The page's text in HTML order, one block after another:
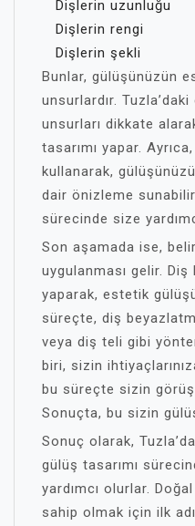
Dişlerin uzunluğu
Dişlerin rengi
Dişlerin şekli
Bunlar, gülüşünüzün
unsurlardır.
unsurları dikkate
tasarımı yapar.
kullanarak,
dair önizleme
sürecinde size
Son aşamada ise,
uygulanması gelir.
yaparak, estetik
süreçte, diş
veya diş teli gibi
biri, sizin
bu süreçte sizin
Sonuçta, bu sizin
Sonuç olarak,
gülüş tasarımı
yardımcı olurlar.
sahip olmak için ilk